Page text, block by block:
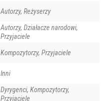
Autorzy, Reżyserzy
Autorzy, Działacze narodowi,
Przyjaciele
Kompozytorzy, Przyjaciele
Inni
Dyrygenci, Kompozytorzy,
Przyjaciele